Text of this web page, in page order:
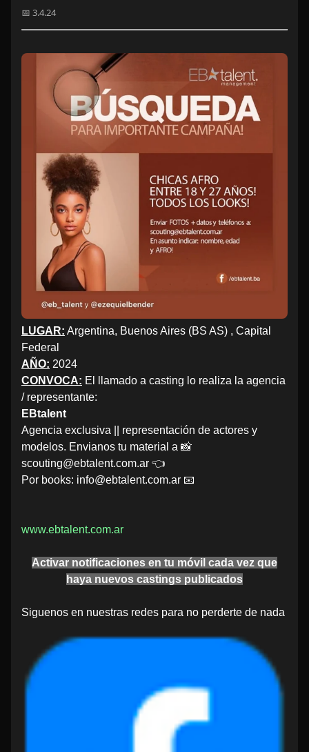
📅 3.4.24
LUGAR: Argentina, Buenos Aires (BS AS) , Capital
Federal
AÑO: 2024
CONVOCA: El llamado a casting lo realiza la agencia
/ representante:
EBtalent
Agencia exclusiva || representación de actores y
modelos. Envianos tu material a 📸
scouting@ebtalent.com.ar 👈
Por books: info@ebtalent.com.ar 📧
www.ebtalent.com.ar
Activar notificaciones en tu móvil cada vez que
haya nuevos castings publicados
Siguenos en nuestras redes para no perderte de nada